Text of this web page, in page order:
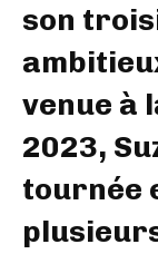
son
venue à
2023,
tournée